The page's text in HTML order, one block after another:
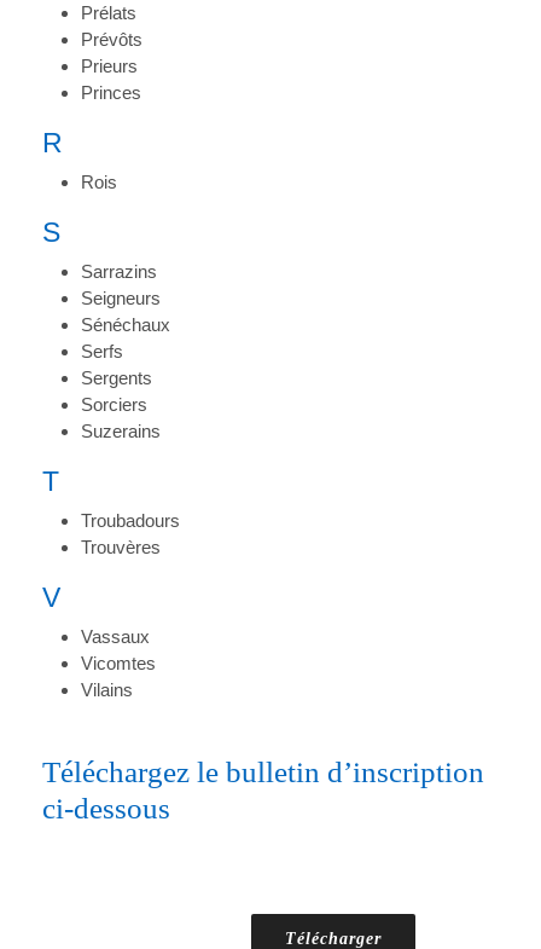
Prélats
Prévôts
Prieurs
Princes
R
Rois
S
Sarrazins
Seigneurs
Sénéchaux
Serfs
Sergents
Sorciers
Suzerains
T
Troubadours
Trouvères
V
Vassaux
Vicomtes
Vilains
Téléchargez le bulletin d’inscription
ci-dessous
Télécharger